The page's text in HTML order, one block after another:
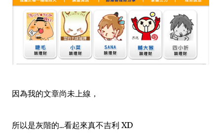
因為我的文章尚未上線，
所以是灰階的...看起來真不吉利 XD